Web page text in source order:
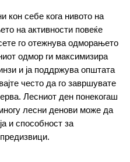
себе кога нивото на
на активности повеќе
го отежнува одморањето
одмор ги максимизира
и ја поддржува општата
често да го завршувате
Лесниот ден понекогаш
лесни денови може да
и способност за